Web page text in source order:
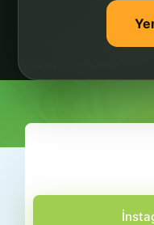
Şifresiz takipçi
şifresiz takipçi